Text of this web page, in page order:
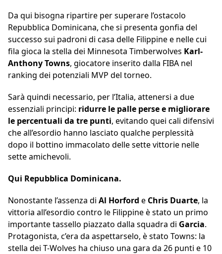
Da qui bisogna ripartire per superare l’ostacolo
Repubblica Dominicana, che si presenta gonfia del
successo sui padroni di casa delle Filippine e nelle cui
fila gioca la stella dei Minnesota Timberwolves Karl-
Anthony Towns, giocatore inserito dalla FIBA nel
ranking dei potenziali MVP del torneo.
Sarà quindi necessario, per l’Italia, attenersi a due
essenziali principi: ridurre le palle perse e migliorare
le percentuali da tre punti, evitando quei cali difensivi
che all’esordio hanno lasciato qualche perplessità
dopo il bottino immacolato delle sette vittorie nelle
sette amichevoli.
Qui Repubblica Dominicana.
Nonostante l’assenza di Al Horford e Chris Duarte, la
vittoria all’esordio contro le Filippine è stato un primo
importante tassello piazzato dalla squadra di Garcia.
Protagonista, c’era da aspettarselo, è stato Towns: la
stella dei T-Wolves ha chiuso una gara da 26 punti e 10